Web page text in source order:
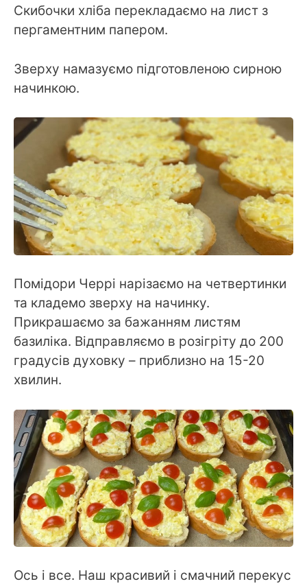
Скибочки хліба перекладаємо на лист з
пергаментним папером.
Зверху намазуємо підготовленою сирною
начинкою.
Помідори Черрі нарізаємо на четвертинки
та кладемо зверху на начинку.
Прикрашаємо за бажанням листям
базиліка. Відправляємо в розігріту до 200
градусів духовку – приблизно на 15-20
хвилин.
Ось і все. Наш красивий і смачний перекус